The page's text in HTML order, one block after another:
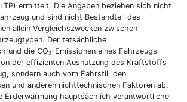
ermittelt. Die Angaben beziehen sich nicht
und sind nicht Bestandteil des
allein Vergleichszwecken zwischen
Der tatsächliche
und die CO₂-Emissionen eines Fahrzeugs
der effizienten Ausnutzung des Kraftstoffs
sondern auch vom Fahrstil, den
und anderen nichttechnischen Faktoren ab.
Erderwärmung hauptsächlich verantwortliche